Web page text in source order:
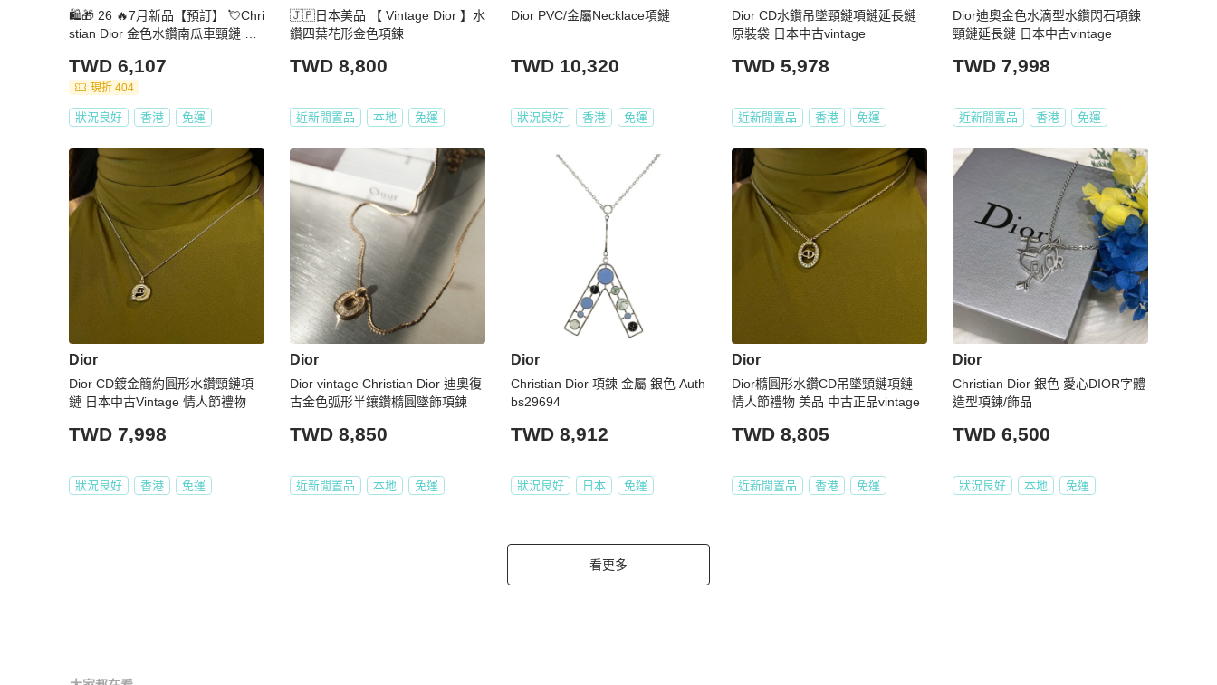
🛍️🎁 26 🔥7月新品【預訂】 💘Chri
stian Dior 金色水鑽南瓜車頸鏈 🔥
ECKLACE
TWD 6,107
現折 404
狀況良好 香港 免運
🇯🇵日本美品 【 Vintage Dior 】水
鑽四葉花形金色項鍊
TWD 8,800
近新閒置品 本地 免運
Dior PVC/金屬Necklace項鏈
TWD 10,320
狀況良好 香港 免運
Dior CD水鑽吊墜頸鏈項鏈延長鏈
原裝袋 日本中古vintage
TWD 5,978
近新閒置品 香港 免運
Dior迪奧金色水滴型水鑽閃石項鍊
頸鏈延長鏈 日本中古vintage
TWD 7,998
近新閒置品 香港 免運
Dior
Dior CD鍍金簡約圓形水鑽頸鏈項
鏈 日本中古Vintage 情人節禮物
TWD 7,998
狀況良好 香港 免運
Dior
Dior vintage Christian Dior 迪奧復
古金色弧形半鑲鑽橢圓墜飾項鍊
TWD 8,850
近新閒置品 本地 免運
Dior
Christian Dior 項鍊 金屬 銀色 Auth
bs29694
TWD 8,912
狀況良好 日本 免運
Dior
Dior橢圓形水鑽CD吊墜頸鏈項鏈
情人節禮物 美品 中古正品vintage
TWD 8,805
近新閒置品 香港 免運
Dior
Christian Dior 銀色 愛心DIOR字體
造型項鍊/飾品
TWD 6,500
狀況良好 本地 免運
看更多